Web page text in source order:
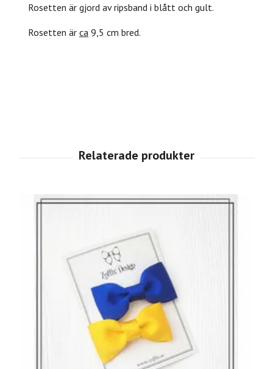
Rosetten är gjord av ripsband i blått och gult.
Rosetten är ca 9,5 cm bred.